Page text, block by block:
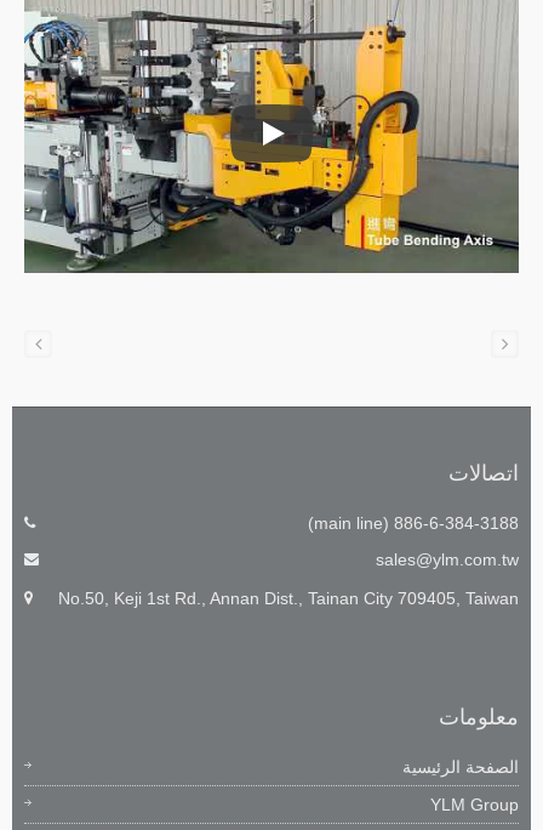
آلة تغذية الأنابيب
اتصالات
886-6-384-3188 (main line)
sales@ylm.com.tw
No.50, Keji 1st Rd., Annan Dist., Tainan City 709405, Taiwan
معلومات
الصفحة الرئيسية
YLM Group